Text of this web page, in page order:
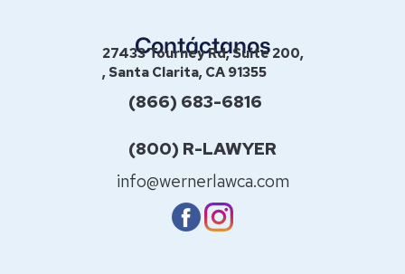
Contáctanos
27433 Tourney Rd, Suite 200,
, Santa Clarita, CA 91355
(866) 683-6816
(800) R-LAWYER
info@wernerlawca.com